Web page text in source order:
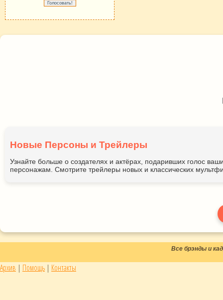
Новые Персоны и Трейлеры
Узнайте больше о создателях и актёрах, подаривших голос
персонажам. Смотрите трейлеры новых и классических
Все брэнды и
Архив | Помощь | Контакты